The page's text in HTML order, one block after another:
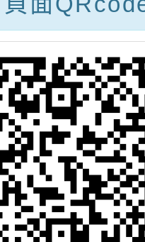
影片
3項